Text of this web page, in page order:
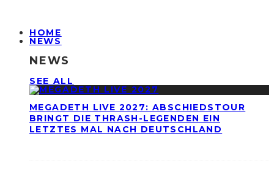
HOME
NEWS
NEWS
SEE ALL
MEGADETH LIVE 2027: ABSCHIEDSTOUR
BRINGT DIE THRASH-LEGENDEN EIN
LETZTES MAL NACH DEUTSCHLAND